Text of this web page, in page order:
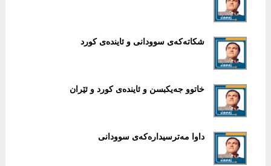
شکاتەکەی سوودانی و ئایندەی کورد
خاتوو جەیکبسن و ئایندەی کورد و ئێران
داوا مەترسیدارەکەی سوودانی